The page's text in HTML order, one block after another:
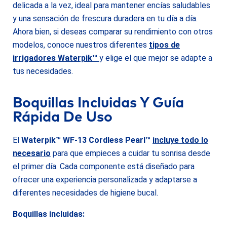
delicada a la vez, ideal para mantener encías saludables
y una sensación de frescura duradera en tu día a día.
Ahora bien, si deseas comparar su rendimiento con otros
modelos, conoce nuestros diferentes tipos de
irrigadores Waterpik™ y elige el que mejor se adapte a
tus necesidades.
Boquillas Incluidas Y Guía
Rápida De Uso
El Waterpik™ WF-13 Cordless Pearl™ incluye todo lo
necesario para que empieces a cuidar tu sonrisa desde
el primer día. Cada componente está diseñado para
ofrecer una experiencia personalizada y adaptarse a
diferentes necesidades de higiene bucal.
Boquillas incluidas: